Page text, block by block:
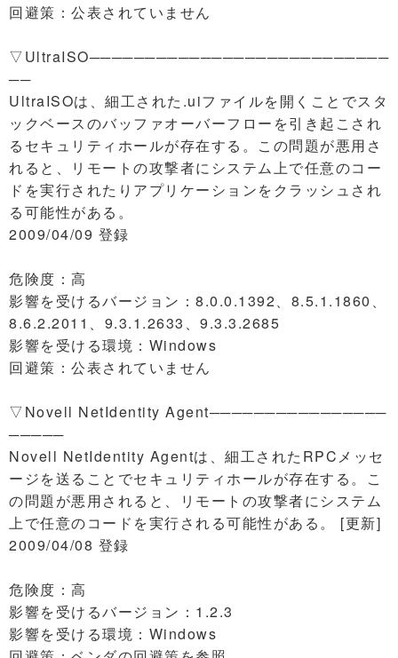
回避策：公表されていません
▽UltraISO───────────────────────────
──
UltraISOは、細工された.uiファイルを開くことでスタ
ックベースのバッファオーバーフローを引き起こされ
るセキュリティホールが存在する。この問題が悪用さ
れると、リモートの攻撃者にシステム上で任意のコー
ドを実行されたりアプリケーションをクラッシュされ
る可能性がある。
2009/04/09 登録
危険度：高
影響を受けるバージョン：8.0.0.1392、8.5.1.1860、
8.6.2.2011、9.3.1.2633、9.3.3.2685
影響を受ける環境：Windows
回避策：公表されていません
▽Novell NetIdentity Agent────────────────
─────
Novell NetIdentity Agentは、細工されたRPCメッセ
ージを送ることでセキュリティホールが存在する。こ
の問題が悪用されると、リモートの攻撃者にシステム
上で任意のコードを実行される可能性がある。 [更新]
2009/04/08 登録
危険度：高
影響を受けるバージョン：1.2.3
影響を受ける環境：Windows